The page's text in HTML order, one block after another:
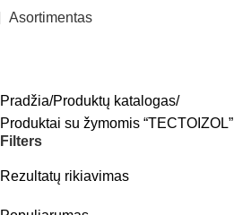
Asortimentas
Pradžia Produktų katalogas
Produktai su žymomis “TECTOIZOL”
Filters
Rezultatų rikiavimas